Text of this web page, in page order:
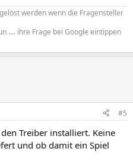
werden wenn die Fragensteller
.... ihre Frage bei Google eintippen
#5
Treiber installiert. Keine
und ob damit ein Spiel